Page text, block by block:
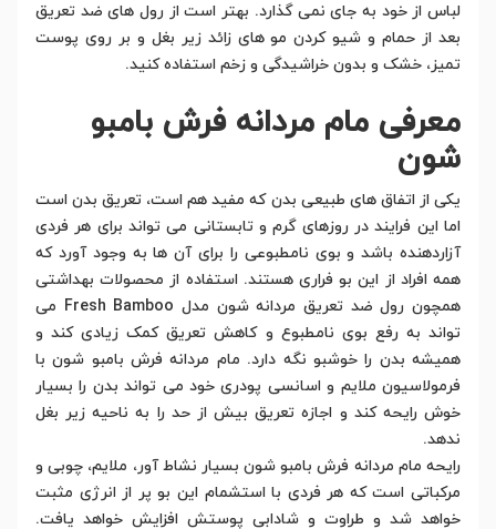
لباس از خود به جای نمی گذارد. بهتر است از رول های ضد تعریق
بعد از حمام و شیو کردن مو های زائد زیر بغل و بر روی پوست
تمیز، خشک و بدون خراشیدگی و زخم استفاده کنید.
معرفی مام مردانه فرش بامبو
شون
یکی از اتفاق های طبیعی بدن که مفید هم است، تعریق بدن است
اما این فرایند در روزهای گرم و تابستانی می تواند برای هر فردی
آزاردهنده باشد و بوی نامطبوعی را برای آن ها به وجود آورد که
همه افراد از این بو فراری هستند. استفاده از محصولات بهداشتی
همچون رول ضد تعریق مردانه شون مدل Fresh Bamboo می
تواند به رفع بوی نامطبوع و کاهش تعریق کمک زیادی کند و
همیشه بدن را خوشبو نگه دارد. مام مردانه فرش بامبو شون با
فرمولاسیون ملایم و اسانسی پودری خود می تواند بدن را بسیار
خوش رایحه کند و اجازه تعریق بیش از حد را به ناحیه زیر بغل
ندهد.
رایحه مام مردانه فرش بامبو شون بسیار نشاط آور، ملایم، چوبی و
مرکباتی است که هر فردی با استشمام این بو پر از انرژی مثبت
خواهد شد و طراوت و شادابی پوستش افزایش خواهد یافت.